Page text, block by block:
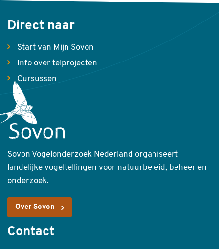
Direct naar
Start van Mijn Sovon
Info over telprojecten
Cursussen
Sovon Vogelonderzoek Nederland organiseert
landelijke vogeltellingen voor natuurbeleid, beheer en
onderzoek.
Over Sovon
Contact